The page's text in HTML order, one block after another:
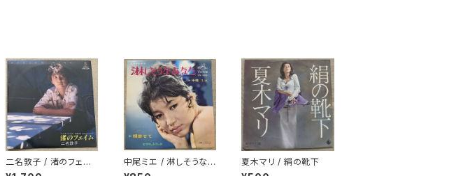
二名敦子 / 渚のフェイ
ム B面シティ・ポップ
中尾ミエ / 淋しそうな
あなた
夏木マリ / 絹の靴下